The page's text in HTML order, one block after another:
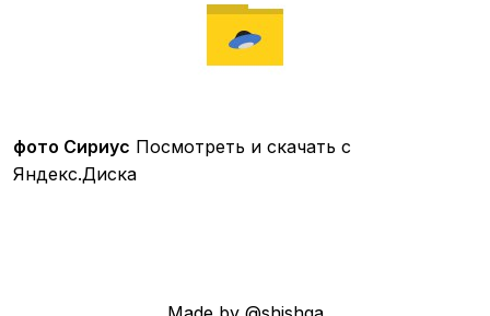
фото Сириус Посмотреть и скачать с
Яндекс.Диска